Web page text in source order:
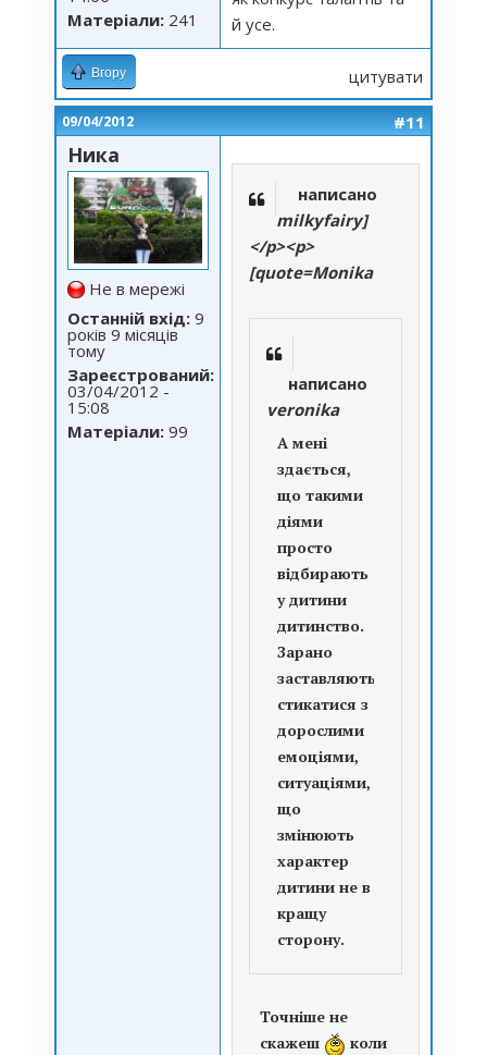
Матеріали: 241
й усе.
Вгору цитувати
09/04/2012 #11
Ника
Не в мережі
Останній вхід: 9
років 9 місяців
тому
Зареєстрований:
03/04/2012 -
15:08
Матеріали: 99
написано
milkyfairy]
</p><p>
[quote=Monika
написано
veronika
А мені
здається,
що такими
діями
просто
відбирають
у дитини
дитинство.
Зарано
заставляють
стикатися з
дорослими
емоціями,
ситуаціями,
що
змінюють
характер
дитини не в
кращу
сторону.
Точніше не
скажеш
коли